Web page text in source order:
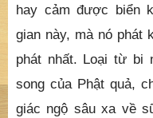
hay cảm được biển
gian này, mà nó phát
phát nhất. Loại từ bi
song của Phật quả,
giác ngộ sâu xa về